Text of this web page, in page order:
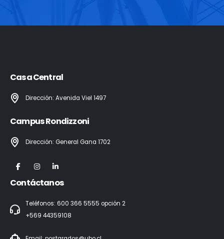
Casa Central
Dirección: Avenida Viel 1497
Campus Rondizzoni
Dirección: General Gana 1702
Contáctanos
Teléfonos: 600 366 5555 opción 2
+569 44359108